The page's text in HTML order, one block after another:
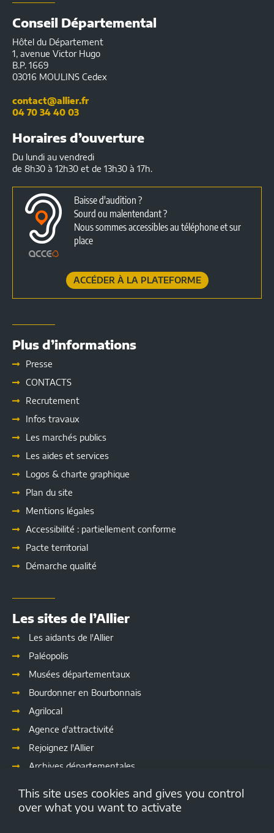
Conseil Départemental
Hôtel du Département
1, avenue Victor Hugo
B.P. 1669
03016 MOULINS Cedex
contact@allier.fr
04 70 34 40 03
Horaires d’ouverture
Du lundi au vendredi
de 8h30 à 12h30 et de 13h30 à 17h.
Baisse d'audition ?
Sourd ou malentendant ?
Nous sommes accessibles au téléphone et sur
place
ACCÉDER À LA PLATEFORME
Plus d’informations
Presse
CONTACTS
Recrutement
Infos travaux
Les marchés publics
Les aides et services
Logos & charte graphique
Plan du site
Mentions légales
Accessibilité : partiellement conforme
Pacte territorial
Démarche qualité
Les sites de l’Allier
Les aidants de l'Allier
Paléopolis
Musées départementaux
Bourdonner en Bourbonnais
Agrilocal
Agence d'attractivité
Rejoignez l'Allier
Archives départementales
Culture
This site uses cookies and gives you control
over what you want to activate